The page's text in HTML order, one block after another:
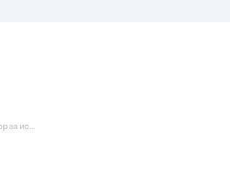
за ис...